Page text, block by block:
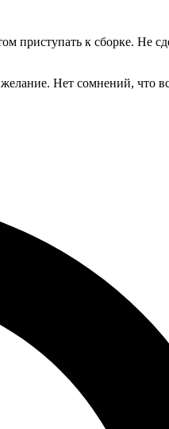
приступать к сборке. Не
Нет сомнений, что